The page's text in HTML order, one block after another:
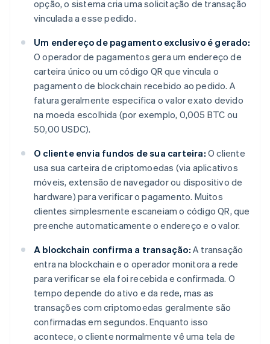
opção, o sistema cria uma solicitação de transação
vinculada a esse pedido.
Um endereço de pagamento exclusivo é gerado:
O operador de pagamentos gera um endereço de
carteira único ou um código QR que vincula o
pagamento de blockchain recebido ao pedido. A
fatura geralmente especifica o valor exato devido
na moeda escolhida (por exemplo, 0,005 BTC ou
50,00 USDC).
O cliente envia fundos de sua carteira: O cliente
usa sua carteira de criptomoedas (via aplicativos
móveis, extensão de navegador ou dispositivo de
hardware) para verificar o pagamento. Muitos
clientes simplesmente escaneiam o código QR, que
preenche automaticamente o endereço e o valor.
A blockchain confirma a transação: A transação
entra na blockchain e o operador monitora a rede
para verificar se ela foi recebida e confirmada. O
tempo depende do ativo e da rede, mas as
transações com criptomoedas geralmente são
confirmadas em segundos. Enquanto isso
acontece, o cliente normalmente vê uma tela de